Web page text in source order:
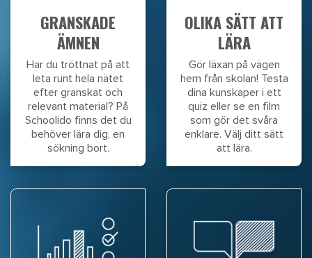
GRANSKADE
ÄMNEN
Har du tröttnat på att
leta runt hela nätet
efter granskat och
relevant material? På
Schoolido finns det du
behöver lära dig, en
sökning bort.
OLIKA SÄTT ATT
LÄRA
Gör läxan på vägen
hem från skolan! Testa
dina kunskaper i ett
quiz eller se en film
som gör det svåra
enklare. Välj ditt sätt
att lära.